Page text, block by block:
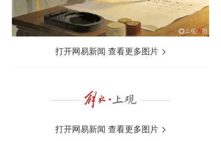
打开网易新闻 查看更多图片
打开网易新闻 查看更多图片